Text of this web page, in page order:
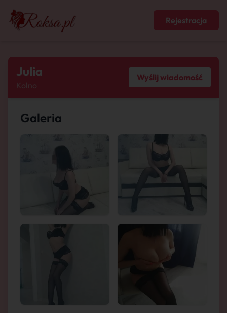
Rejestracja
Julia
Kolno
Wyślij wiadomość
Galeria